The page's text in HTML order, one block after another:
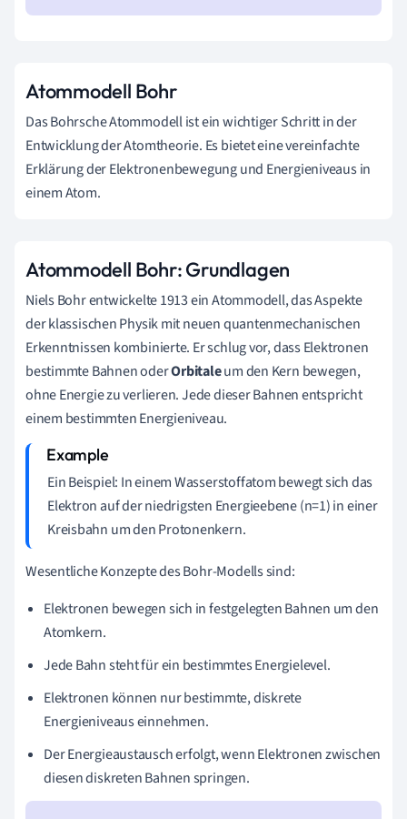
Atommodell Bohr
Das Bohrsche Atommodell ist ein wichtiger Schritt in der
Entwicklung der Atomtheorie. Es bietet eine vereinfachte
Erklärung der Elektronenbewegung und Energieniveaus in
einem Atom.
Atommodell Bohr: Grundlagen
Niels Bohr entwickelte 1913 ein Atommodell, das Aspekte
der klassischen Physik mit neuen quantenmechanischen
Erkenntnissen kombinierte. Er schlug vor, dass Elektronen
bestimmte Bahnen oderOrbitaleum den Kern bewegen,
ohne Energie zu verlieren. Jede dieser Bahnen entspricht
einem bestimmten Energieniveau.
Ein Beispiel: In einem Wasserstoffatom bewegt sich das
Elektron auf der niedrigsten Energieebene (n=1) in einer
Kreisbahn um den Protonenkern.
Wesentliche Konzepte des Bohr-Modells sind:
Elektronen bewegen sich in festgelegten Bahnen um den
Atomkern.
Jede Bahn steht für ein bestimmtes Energielevel.
Elektronen können nur bestimmte, diskrete
Energieniveaus einnehmen.
Der Energieaustausch erfolgt, wenn Elektronen zwischen
diesen diskreten Bahnen springen.